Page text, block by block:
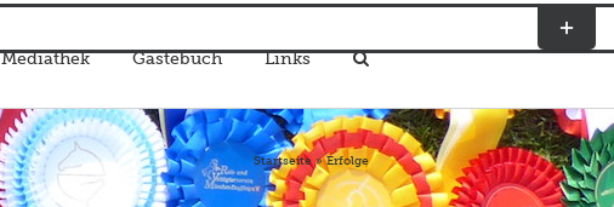
Mediathek Gästebuch Links
Startseite »Erfolge
Toggle
Sliding